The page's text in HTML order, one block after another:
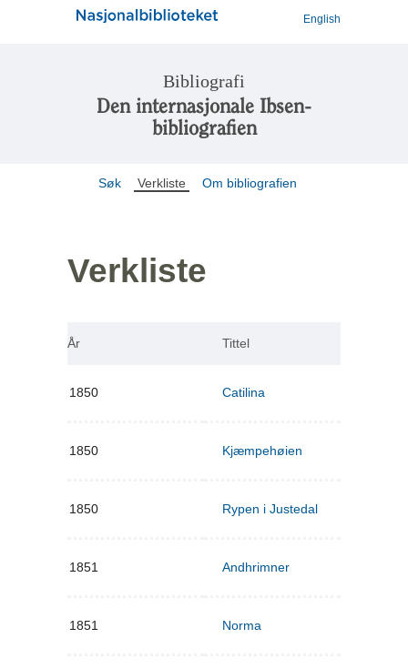
English
Bibliografi
Den internasjonale Ibsen-
bibliografien
Søk Verkliste Om bibliografien
Verkliste
År Tittel
1850 Catilina
1850 Kjæmpehøien
1850 Rypen i Justedal
1851 Andhrimner
1851 Norma